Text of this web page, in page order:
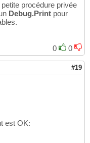
procédure privée
Debug.Print pour
0
0
#19
est OK: